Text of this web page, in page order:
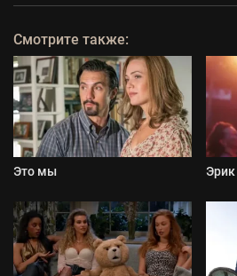
Смотрите также:
Это мы Эрик